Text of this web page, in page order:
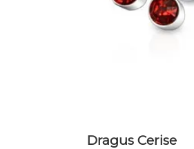
Dragus Cerise